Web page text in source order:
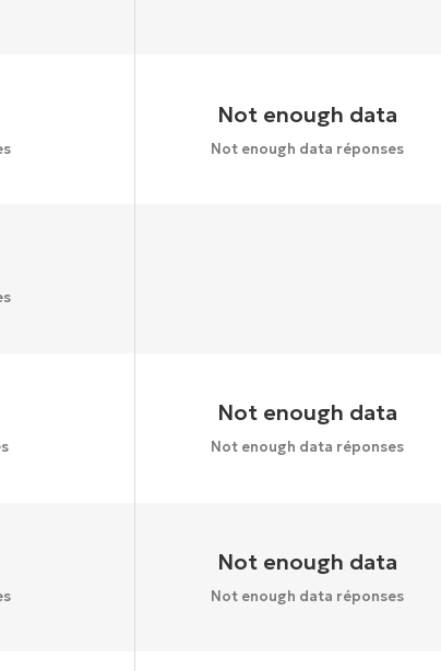
Not enough data
Not enough data réponses
Not enough data
Not enough data réponses
Not enough data
Not enough data réponses